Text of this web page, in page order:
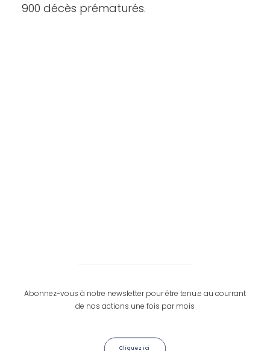
900 décès prématurés.
Abonnez-vous à notre newsletter pour être tenu.e au courrant
de nos actions une fois par mois
Cliquez ici